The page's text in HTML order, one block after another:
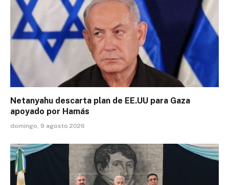
Netanyahu descarta plan de EE.UU para Gaza
apoyado por Hamás
domingo, 9 agosto 2026